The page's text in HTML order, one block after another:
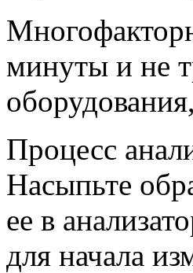
минуты и не
Процесс
Насыпьте
ее в
для начала